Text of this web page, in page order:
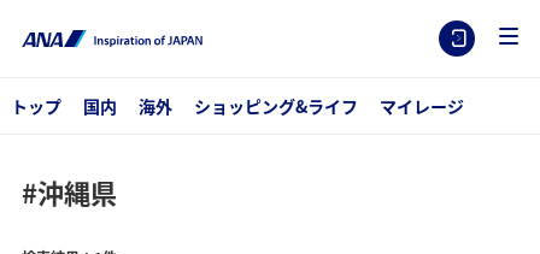
トップ 国内 海外 ショッピング&ライフ マイレージ
#沖縄県